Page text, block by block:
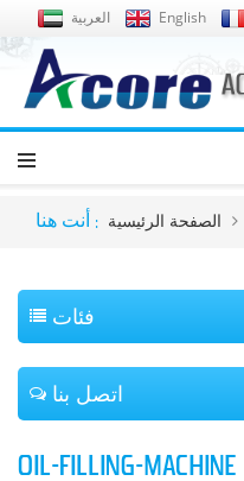
العربية English
أنت هنا : الصفحة الرئيسية
فئات
اتصل بنا
OIL-FILLING-MACHINE